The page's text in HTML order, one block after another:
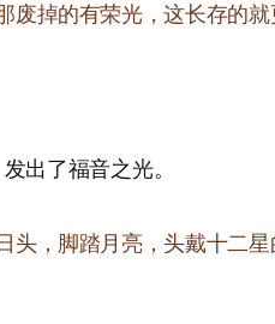
废掉的有荣光，这长存的
出了福音之光。
，脚踏月亮，头戴十二星